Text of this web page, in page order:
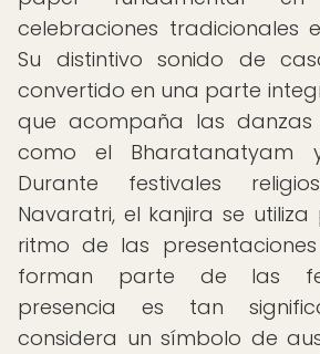
celebraciones tradicionales
Su distintivo sonido de
convertido en una parte
que acompaña las danzas
como el Bharatanatyam
Durante festivales
Navaratri, el kanjira se
ritmo de las
forman parte de las
presencia es tan
considera un símbolo de